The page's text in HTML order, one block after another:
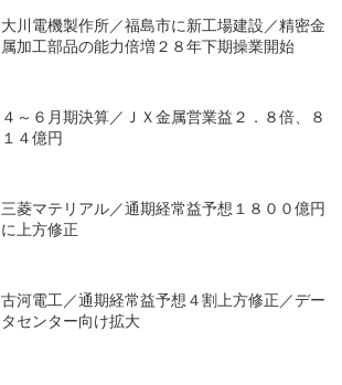
大川電機製作所／福島市に新工場建設／精密金
属加工部品の能力倍増２８年下期操業開始
４～６月期決算／ＪＸ金属営業益２．８倍、８
１４億円
三菱マテリアル／通期経常益予想１８００億円
に上方修正
古河電工／通期経常益予想４割上方修正／デー
タセンター向け拡大